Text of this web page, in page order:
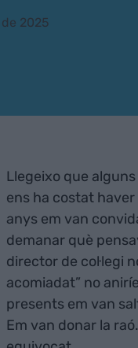
2025
Llegeixo que
ens ha costat
anys em van
demanar què
director de col·legi
acomiadat” no
presents em van
Em van donar la